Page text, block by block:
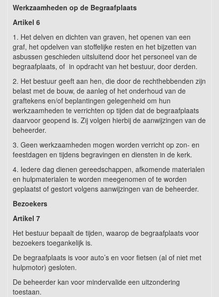
Werkzaamheden op de Begraafplaats
Artikel 6
1. Het delven en dichten van graven, het openen van een
graf, het opdelven van stoffelijke resten en het bijzetten van
asbussen geschieden uitsluitend door het personeel van de
begraafplaats, of in opdracht van het bestuur, door derden.
2. Het bestuur geeft aan hen, die door de rechthebbenden zijn
belast met de bouw, de aanleg of het onderhoud van de
graftekens en/of beplantingen gelegenheid om hun
werkzaamheden te verrichten op tijden dat de begraafplaats
daarvoor geopend is. Zij volgen hierbij de aanwijzingen van de
beheerder.
3. Geen werkzaamheden mogen worden verricht op zon- en
feestdagen en tijdens begravingen en diensten in de kerk.
4. Iedere dag dienen gereedschappen, afkomende materialen
en hulpmaterialen te worden meegenomen of te worden
geplaatst of gestort volgens aanwijzingen van de beheerder.
Bezoekers
Artikel 7
Het bestuur bepaalt de tijden, waarop de begraafplaats voor
bezoekers toegankelijk is.
De begraafplaats is voor auto’s en voor fietsen (al of niet met
hulpmotor) gesloten.
De beheerder kan voor mindervalide een uitzondering
toestaan.